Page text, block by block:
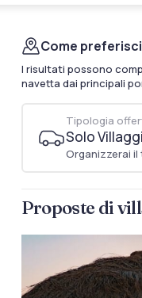
Come
I risultati possono
navetta dai principali
Tipologia
Solo
Proposte di